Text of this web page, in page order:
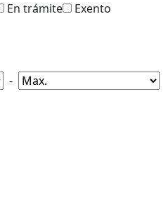
En trámite
Exento
-